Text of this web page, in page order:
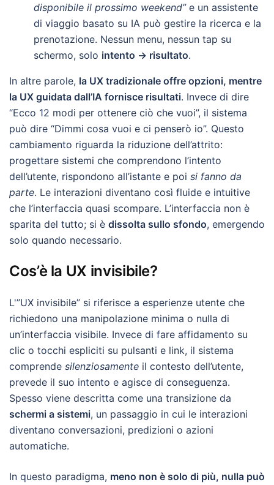
disponibile il prossimo weekend”e un assistente
di viaggio basato su IA può gestire la ricerca e la
prenotazione. Nessun menu, nessun tap su
schermo, solo intento → risultato.
In altre parole, la UX tradizionale offre opzioni, mentre
la UX guidata dall’IA fornisce risultati. Invece di dire
“Ecco 12 modi per ottenere ciò che vuoi”, il sistema
può dire “Dimmi cosa vuoi e ci penserò io”. Questo
cambiamento riguarda la riduzione dell’attrito:
progettare sistemi che comprendono l’intento
dell’utente, rispondono all’istante e poi si fanno da
parte. Le interazioni diventano così fluide e intuitive
che l’interfaccia quasi scompare. L’interfaccia non è
sparita del tutto; si è dissolta sullo sfondo, emergendo
solo quando necessario.
Cos’è la UX invisibile?
L'”UX invisibile” si riferisce a esperienze utente che
richiedono una manipolazione minima o nulla di
un’interfaccia visibile. Invece di fare affidamento su
clic o tocchi espliciti su pulsanti e link, il sistema
comprende silenziosamente il contesto dell’utente,
prevede il suo intento e agisce di conseguenza.
Spesso viene descritta come una transizione da
schermi a sistemi, un passaggio in cui le interazioni
diventano conversazioni, predizioni o azioni
automatiche.
In questo paradigma, meno non è solo di più, nulla può